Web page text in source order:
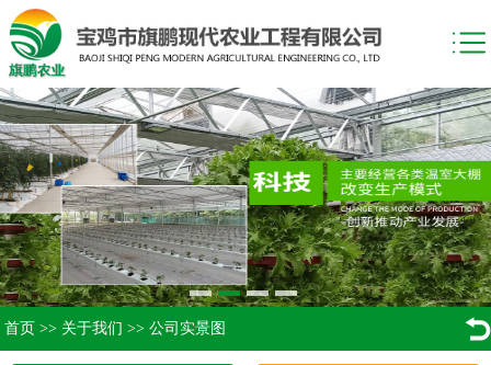
首页 >> 关于我们 >> 公司实景图